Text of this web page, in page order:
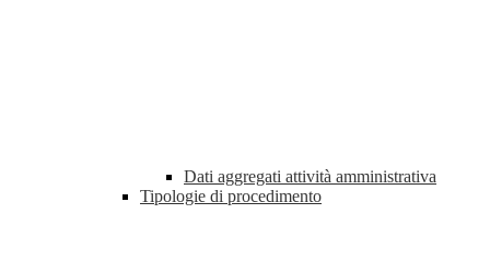
Dati aggregati attività amministrativa
Tipologie di procedimento